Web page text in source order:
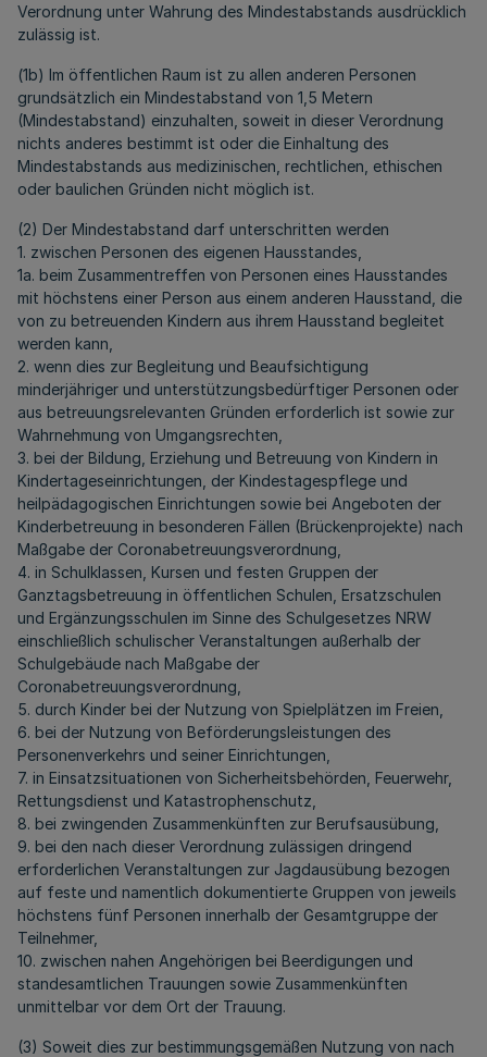
Verordnung unter Wahrung des Mindestabstands ausdrücklich
zulässig ist.
(1b) Im öffentlichen Raum ist zu allen anderen Personen
grundsätzlich ein Mindestabstand von 1,5 Metern
(Mindestabstand) einzuhalten, soweit in dieser Verordnung
nichts anderes bestimmt ist oder die Einhaltung des
Mindestabstands aus medizinischen, rechtlichen, ethischen
oder baulichen Gründen nicht möglich ist.
(2) Der Mindestabstand darf unterschritten werden
1. zwischen Personen des eigenen Hausstandes,
1a. beim Zusammentreffen von Personen eines Hausstandes
mit höchstens einer Person aus einem anderen Hausstand, die
von zu betreuenden Kindern aus ihrem Hausstand begleitet
werden kann,
2. wenn dies zur Begleitung und Beaufsichtigung
minderjähriger und unterstützungsbedürftiger Personen oder
aus betreuungsrelevanten Gründen erforderlich ist sowie zur
Wahrnehmung von Umgangsrechten,
3. bei der Bildung, Erziehung und Betreuung von Kindern in
Kindertageseinrichtungen, der Kindestagespflege und
heilpädagogischen Einrichtungen sowie bei Angeboten der
Kinderbetreuung in besonderen Fällen (Brückenprojekte) nach
Maßgabe der Coronabetreuungsverordnung,
4. in Schulklassen, Kursen und festen Gruppen der
Ganztagsbetreuung in öffentlichen Schulen, Ersatzschulen
und Ergänzungsschulen im Sinne des Schulgesetzes NRW
einschließlich schulischer Veranstaltungen außerhalb der
Schulgebäude nach Maßgabe der
Coronabetreuungsverordnung,
5. durch Kinder bei der Nutzung von Spielplätzen im Freien,
6. bei der Nutzung von Beförderungsleistungen des
Personenverkehrs und seiner Einrichtungen,
7. in Einsatzsituationen von Sicherheitsbehörden, Feuerwehr,
Rettungsdienst und Katastrophenschutz,
8. bei zwingenden Zusammenkünften zur Berufsausübung,
9. bei den nach dieser Verordnung zulässigen dringend
erforderlichen Veranstaltungen zur Jagdausübung bezogen
auf feste und namentlich dokumentierte Gruppen von jeweils
höchstens fünf Personen innerhalb der Gesamtgruppe der
Teilnehmer,
10. zwischen nahen Angehörigen bei Beerdigungen und
standesamtlichen Trauungen sowie Zusammenkünften
unmittelbar vor dem Ort der Trauung.
(3) Soweit dies zur bestimmungsgemäßen Nutzung von nach